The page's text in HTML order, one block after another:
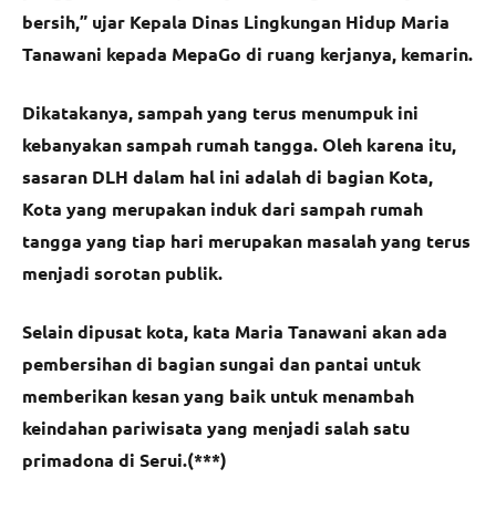
bersih,” ujar Kepala Dinas Lingkungan Hidup Maria
Tanawani kepada MepaGo di ruang kerjanya, kemarin.
Dikatakanya, sampah yang terus menumpuk ini
kebanyakan sampah rumah tangga. Oleh karena itu,
sasaran DLH dalam hal ini adalah di bagian Kota,
Kota yang merupakan induk dari sampah rumah
tangga yang tiap hari merupakan masalah yang terus
menjadi sorotan publik.
Selain dipusat kota, kata Maria Tanawani akan ada
pembersihan di bagian sungai dan pantai untuk
memberikan kesan yang baik untuk menambah
keindahan pariwisata yang menjadi salah satu
primadona di Serui.(***)